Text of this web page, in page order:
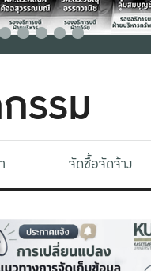
รรม
จัดซื้อจัดจ้าง